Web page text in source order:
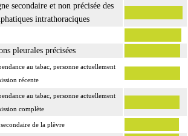
secondaire et non précisée des
intrathoraciques
pleurales précisées
au tabac, personne actuellement
récente
au tabac, personne actuellement
complète
de la plèvre